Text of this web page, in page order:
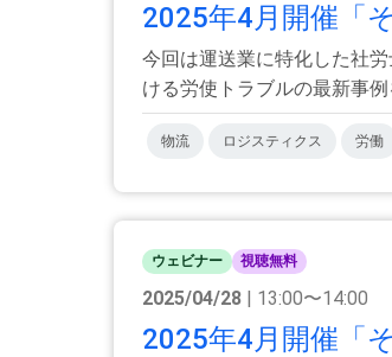
2025年4月開催「
今回は運送業に特化した社
ける労使トラブルの最新事
物流 ロジスティクス 労働
ウェビナー 視聴無料
2025/04/28 | 13:00〜14:00
2025年4月開催「